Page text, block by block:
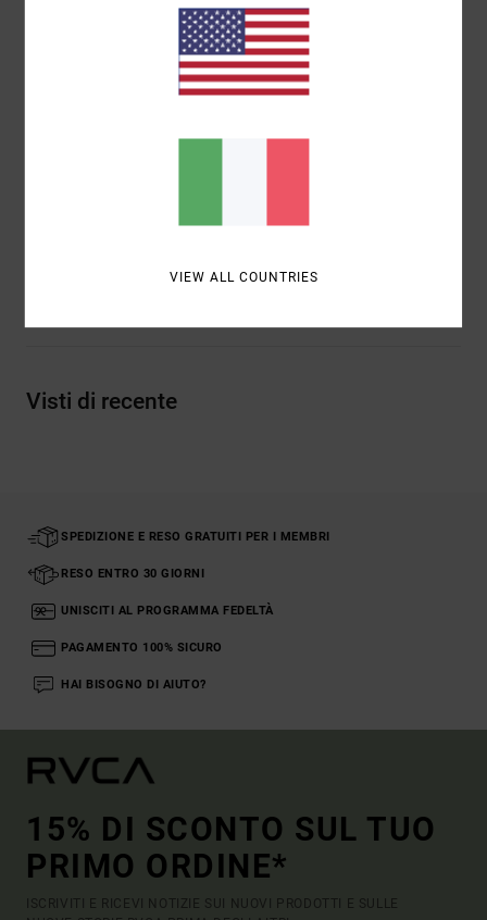
100% cotone biologico [200 g/m2]
vestibilità relaxed
girocollo a coste sottili
Visti di recente
SPEDIZIONE E RESO GRATUITI PER I MEMBRI
RESO ENTRO 30 GIORNI
UNISCITI AL PROGRAMMA FEDELTÀ
PAGAMENTO 100% SICURO
HAI BISOGNO DI AIUTO?
15% DI SCONTO SUL TUO
PRIMO ORDINE*
ISCRIVITI E RICEVI NOTIZIE SUI NUOVI PRODOTTI E SULLE
VIEW ALL COUNTRIES